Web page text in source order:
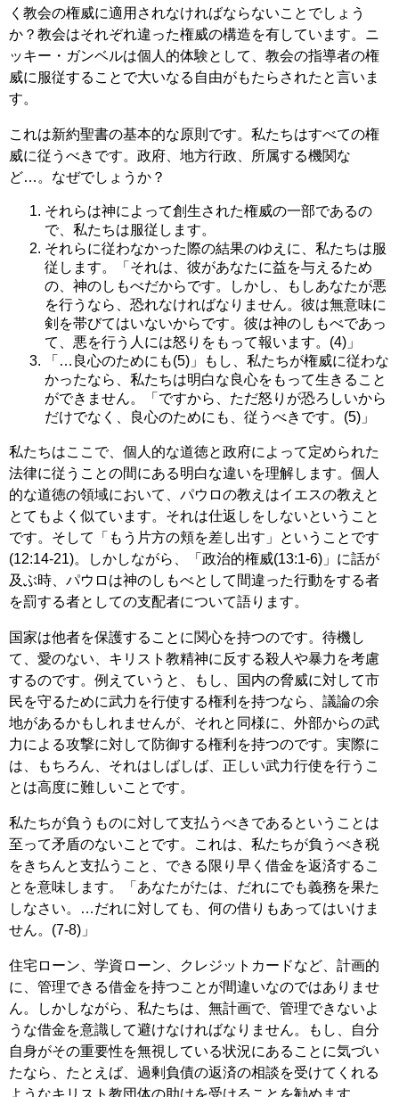
く教会の権威に適用されなければならないことでしょう
か？教会はそれぞれ違った権威の構造を有しています。ニ
ッキー・ガンベルは個人的体験として、教会の指導者の権
威に服従することで大いなる自由がもたらされたと言いま
す。
これは新約聖書の基本的な原則です。私たちはすべての権
威に従うべきです。政府、地方行政、所属する機関な
ど…。なぜでしょうか？
それらは神によって創生された権威の一部であるの
で、私たちは服従します。
それらに従わなかった際の結果のゆえに、私たちは服
従します。「それは、彼があなたに益を与えるため
の、神のしもべだからです。しかし、もしあなたが悪
を行うなら、恐れなければなりません。彼は無意味に
剣を帯びてはいないからです。彼は神のしもべであっ
て、悪を行う人には怒りをもって報います。(4)」
「…良心のためにも(5)」もし、私たちが権威に従わな
かったなら、私たちは明白な良心をもって生きること
ができません。「ですから、ただ怒りが恐ろしいから
だけでなく、良心のためにも、従うべきです。(5)」
私たちはここで、個人的な道徳と政府によって定められた
法律に従うことの間にある明白な違いを理解します。個人
的な道徳の領域において、パウロの教えはイエスの教えと
とてもよく似ています。それは仕返しをしないということ
です。そして「もう片方の頬を差し出す」ということです
(12:14-21)。しかしながら、「政治的権威(13:1-6)」に話が
及ぶ時、パウロは神のしもべとして間違った行動をする者
を罰する者としての支配者について語ります。
国家は他者を保護することに関心を持つのです。待機し
て、愛のない、キリスト教精神に反する殺人や暴力を考慮
するのです。例えていうと、もし、国内の脅威に対して市
民を守るために武力を行使する権利を持つなら、議論の余
地があるかもしれませんが、それと同様に、外部からの武
力による攻撃に対して防御する権利を持つのです。実際に
は、もちろん、それはしばしば、正しい武力行使を行うこ
とは高度に難しいことです。
私たちが負うものに対して支払うべきであるということは
至って矛盾のないことです。これは、私たちが負うべき税
をきちんと支払うこと、できる限り早く借金を返済するこ
とを意味します。「あなたがたは、だれにでも義務を果た
しなさい。…だれに対しても、何の借りもあってはいけま
せん。(7-8)」
住宅ローン、学資ローン、クレジットカードなど、計画的
に、管理できる借金を持つことが間違いなのではありませ
ん。しかしながら、私たちは、無計画で、管理できないよ
うな借金を意識して避けなければなりません。もし、自分
自身がその重要性を無視している状況にあることに気づい
たなら、たとえば、過剰負債の返済の相談を受けてくれる
ようなキリスト教団体の助けを受けることを勧めます。